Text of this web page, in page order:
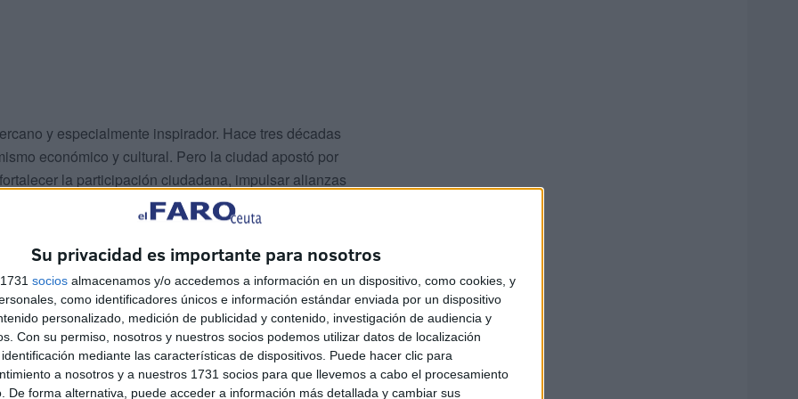
Su privacidad es importante para nosotros
socios almacenamos y/o accedemos a información en un dispositivo, como cookies, y
como identificadores únicos e información estándar enviada por un dispositivo
personalizado, medición de publicidad y contenido, investigación de audiencia y
Con su permiso, nosotros y nuestros socios podemos utilizar datos de localización
mediante las características de dispositivos. Puede hacer clic para
a nosotros y a nuestros 1731 socios para que llevemos a cabo el procesamiento
De forma alternativa, puede acceder a información más detallada y cambiar sus
y especialmente inspirador. Hace tres décadas
económico y cultural. Pero la ciudad apostó por
la participación ciudadana, impulsar alianzas
más allá de los cambios políticos. Ese trabajo
reconocido internacionalmente, una oferta
en valor su identidad mediterránea. La ciudad se
profesionales y organismos decidieron sobre su
las une un elemento común: entendieron que el
que surgieran, de los problemas y desafíos
era un proyecto colectivo, un bien público que